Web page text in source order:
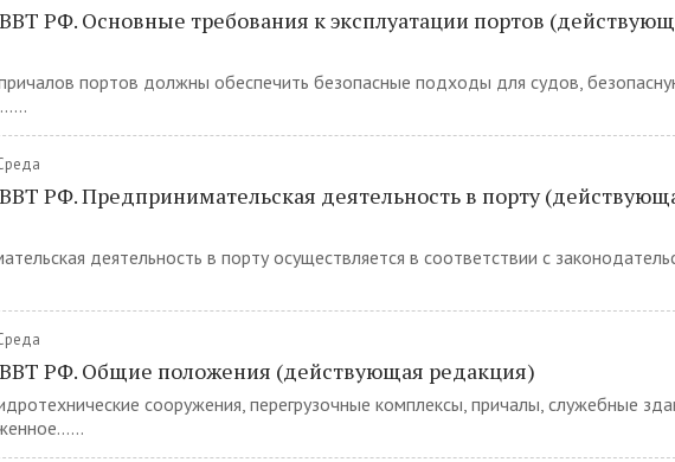
РФ. Основные требования к эксплуатации портов
портов должны обеспечить безопасные подходы для судов,
РФ. Предпринимательская деятельность в порту
деятельность в порту осуществляется в соответствии с
РФ. Общие положения (действующая редакция)
сооружения, перегрузочные комплексы, причалы, служебные